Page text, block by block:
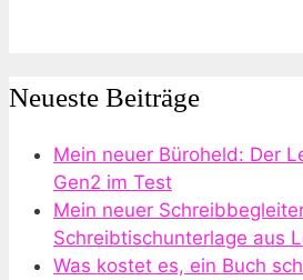
Neueste Beiträge
Mein neuer Büroheld: Der
Gen2 im Test
Mein neuer
Schreibtischunterlage aus
Was kostet es, ein Buch